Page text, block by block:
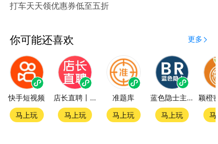
打车天天领优惠券低至五折
你可能还喜欢 更多
快手短视频
马上玩
店长直聘丨求职招聘找工作
马上玩
准题库
马上玩
蓝色隐士主题站
马上玩